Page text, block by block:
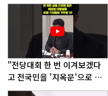
"전당대회 한 번 이겨보겠다
고 전국민을 '지옥문'으로 밀
어!"